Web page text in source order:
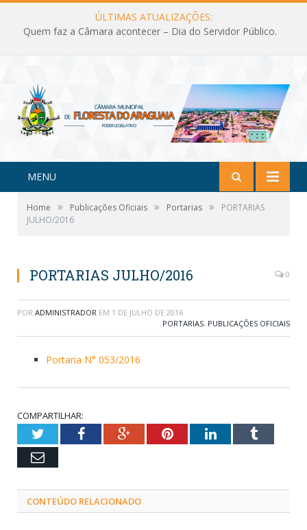
ÚLTIMAS ATUALIZAÇÕES:
Quem faz a Câmara acontecer – Dia do Servidor Público.
MENU
Home » Publicações Oficiais » Portarias »
PORTARIAS
JULHO/2016
PORTARIAS JULHO/2016 0
POR ADMINISTRADOR EM 1 DE JULHO DE 2016
PORTARIAS, PUBLICAÇÕES OFICIAIS
Portaria N° 053/2016
COMPARTILHAR:
TwitterFacebookGoogle+PinterestLinkedInTumblr
Email
CONTEÚDO RELACIONADO